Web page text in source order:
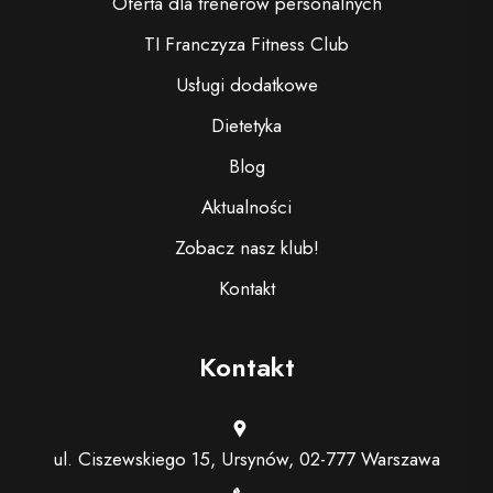
TI Franczyza Fitness Club
Usługi dodatkowe
Dietetyka
Blog
Aktualności
Zobacz nasz klub!
Kontakt
Kontakt
ul. Ciszewskiego 15, Ursynów, 02-777 Warszawa